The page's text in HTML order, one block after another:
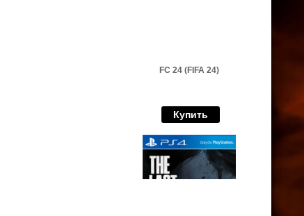
FC 24 (FIFA 24)
Купить